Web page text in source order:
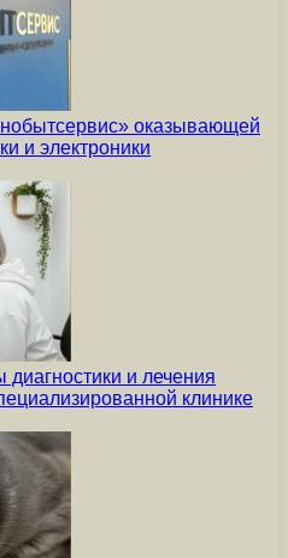
оказывающей
и электроники
и лечения
клинике